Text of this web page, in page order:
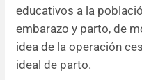
educativos a la
embarazo y parto, de
idea de la operación
ideal de parto.